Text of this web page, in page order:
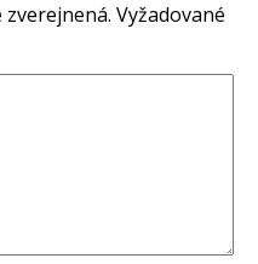
zverejnená. Vyžadované